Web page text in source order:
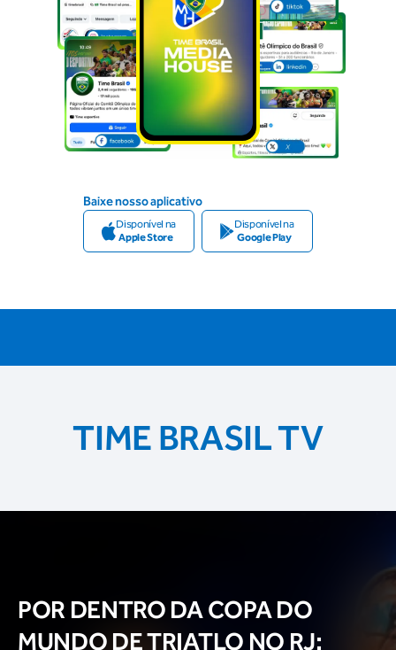
Baixe nosso aplicativo
Disponível na
Apple Store
Disponível na
Google Play
TIME BRASIL TV
POR DENTRO DA COPA DO
MUNDO DE TRIATLO NO RJ: